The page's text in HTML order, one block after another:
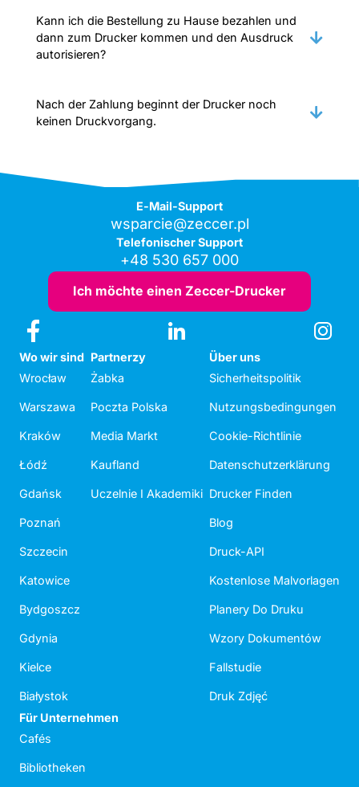
Kann ich die Bestellung zu Hause bezahlen und
dann zum Drucker kommen und den Ausdruck
autorisieren?
Nach der Zahlung beginnt der Drucker noch
keinen Druckvorgang.
E-Mail-Support
wsparcie@zeccer.pl
Telefonischer Support
+48 530 657 000
Ich möchte einen Zeccer-Drucker
Wo wir sind
Wrocław
Warszawa
Kraków
Łódź
Gdańsk
Poznań
Szczecin
Katowice
Bydgoszcz
Gdynia
Kielce
Białystok
Partnerzy
Żabka
Poczta Polska
Media Markt
Kaufland
Uczelnie I Akademiki
Über uns
Sicherheitspolitik
Nutzungsbedingungen
Cookie-Richtlinie
Datenschutzerklärung
Drucker Finden
Blog
Druck-API
Kostenlose Malvorlagen
Planery Do Druku
Wzory Dokumentów
Fallstudie
Druk Zdjęć
Für Unternehmen
Cafés
Bibliotheken